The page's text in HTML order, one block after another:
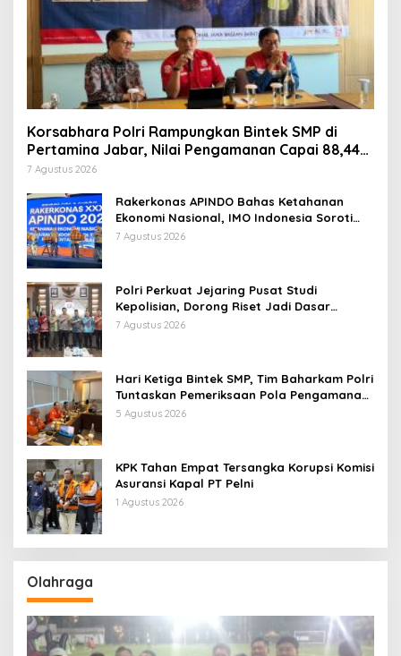
Korsabhara Polri Rampungkan Bintek SMP di
Pertamina Jabar, Nilai Pengamanan Capai 88,44
Persen
7 Agustus 2026
Rakerkonas APINDO Bahas Ketahanan
Ekonomi Nasional, IMO Indonesia Soroti
Pentingnya Kolaborasi Lintas Sektor
7 Agustus 2026
Polri Perkuat Jejaring Pusat Studi
Kepolisian, Dorong Riset Jadi Dasar
Kebijakan dan Inovasi
7 Agustus 2026
Hari Ketiga Bintek SMP, Tim Baharkam Polri
Tuntaskan Pemeriksaan Pola Pengamanan
Pertamina Patra Niaga Jabar
5 Agustus 2026
KPK Tahan Empat Tersangka Korupsi Komisi
Asuransi Kapal PT Pelni
1 Agustus 2026
Olahraga